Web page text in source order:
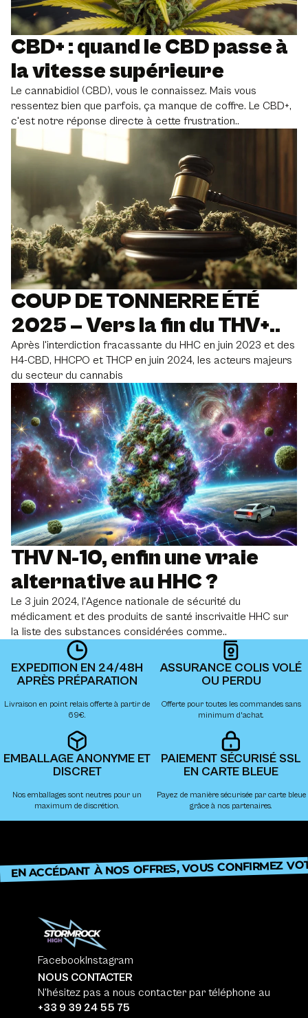
CBD+ : quand le CBD passe à
la vitesse supérieure
Le cannabidiol (CBD), vous le connaissez. Mais vous
ressentez bien que parfois, ça manque de coffre. Le CBD+,
c'est notre réponse directe à cette frustration..
COUP DE TONNERRE ÉTÉ
2025 – Vers la fin du THV+..
Après l'interdiction fracassante du HHC en juin 2023 et des
H4-CBD, HHCPO et THCP en juin 2024, les acteurs majeurs
du secteur du cannabis
THV N-10, enfin une vraie
alternative au HHC ?
Le 3 juin 2024, l'Agence nationale de sécurité du
médicament et des produits de santé inscrivaitle HHC sur
la liste des substances considérées comme..
EXPEDITION EN 24/48H
APRÈS PRÉPARATION
Livraison en point relais offerte à partir de
69€.
ASSURANCE COLIS VOLÉ
OU PERDU
Offerte pour toutes les commandes sans
minimum d'achat.
EMBALLAGE ANONYME ET
DISCRET
Nos emballages sont neutres pour un
maximum de discrétion.
PAIEMENT SÉCURISÉ SSL
EN CARTE BLEUE
Payez de manière sécurisée par carte bleue
grâce à nos partenaires.
EN ACCÉDANT À NOS OFFRES, VOUS CONFIRMEZ
FacebookInstagram
NOUS CONTACTER
N'hésitez pas a nous contacter par téléphone au
+33 9 39 24 55 75